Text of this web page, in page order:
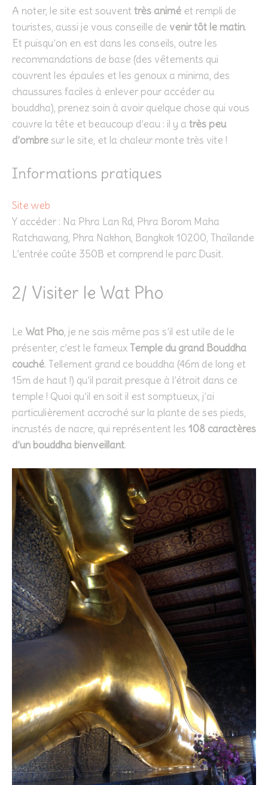
A noter, le site est souvent très animé et rempli de
touristes, aussi je vous conseille de venir tôt le matin.
Et puisqu’on en est dans les conseils, outre les
recommandations de base (des vêtements qui
couvrent les épaules et les genoux a minima, des
chaussures faciles à enlever pour accéder au
bouddha), prenez soin à avoir quelque chose qui vous
couvre la tête et beaucoup d’eau : il y a très peu
d’ombresur le site, et la chaleur monte très vite !
Informations pratiques
Site web
Y accéder : Na Phra Lan Rd, Phra Borom Maha
Ratchawang, Phra Nakhon, Bangkok 10200, Thaïlande
L’entrée coûte 350B et comprend le parc Dusit.
2/ Visiter le Wat Pho
Le Wat Pho, je ne sais même pas s’il est utile de le
présenter, c’est le fameuxTemple du grand Bouddha
couché. Tellement grand ce bouddha (46m de long et
15m de haut !) qu’il parait presque à l’étroit dans ce
temple ! Quoi qu’il en soit il est somptueux, j’ai
particulièrement accroché sur la plante de ses pieds,
incrustés de nacre, qui représentent les 108 caractères
d’un bouddha bienveillant.